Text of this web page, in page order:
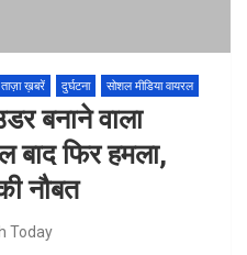
ताज़ा ख़बरें दुर्घटना सोशल मीडिया वायरल
बनाने वाला
बाद फिर हमला,
नौबत
Today